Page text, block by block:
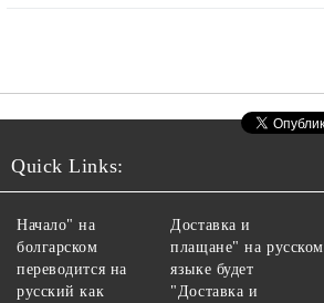
Quick Links:
Начало" на
болгарском
переводится на
русский как
Доставка и
плащане" на русском
языке будет
"Доставка и